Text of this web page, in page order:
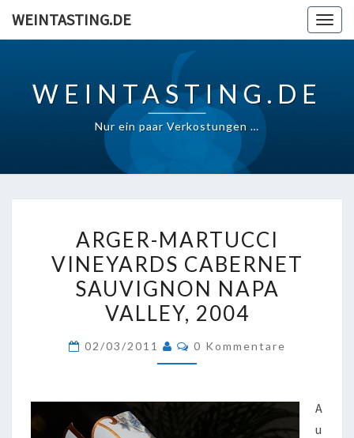
WEINTASTING.DE
WEINTASTING.DE
Nur ein paar Verkostungen …
MARTUCCI
VINEYARDS
CABERNET
SAUVIGNON
NAPA
VALLEY,
ARGER-MARTUCCI
VINEYARDS CABERNET
SAUVIGNON NAPA
VALLEY, 2004
02/03/2011 Kommentare
0 Kommentare
A
u